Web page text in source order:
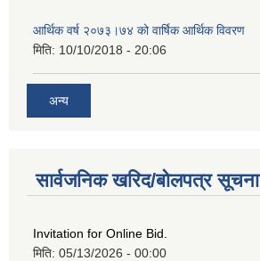
आर्थिक वर्ष २०७३।७४ को वार्षिक आर्थिक विवरण
मिति: 10/10/2018 - 20:06
अन्य
सार्वजनिक खरिद/बोलपत्र सूचना
Invitation for Online Bid.
मिति: 05/13/2026 - 00:00